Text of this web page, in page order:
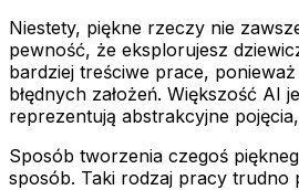
Niestety, piękne rzeczy nie
pewność, że eksplorujesz
bardziej treściwe prace,
błędnych założeń. Większość
reprezentują abstrakcyjne
Sposób tworzenia czegoś
sposób. Taki rodzaj pracy